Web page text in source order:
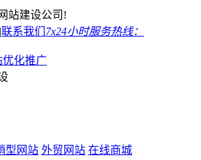
站建设公司!
|联系我们 7x24小时服务热线：
型网站 外贸网站 在线商城